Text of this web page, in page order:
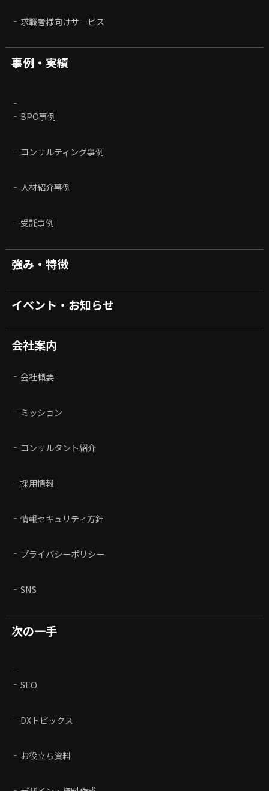
求職者様向けサービス
事例・実績
BPO事例
コンサルティング事例
人材紹介事例
受託事例
強み・特徴
イベント・お知らせ
会社案内
会社概要
ミッション
コンサルタント紹介
採用情報
情報セキュリティ方針
プライバシーポリシー
SNS
次の一手
SEO
DXトピックス
お役立ち資料